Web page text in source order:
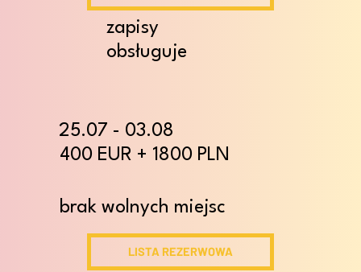
zapisy
obsługuje
25.07 - 03.08
400 EUR + 1800 PLN
brak wolnych miejsc
LISTA REZERWOWA